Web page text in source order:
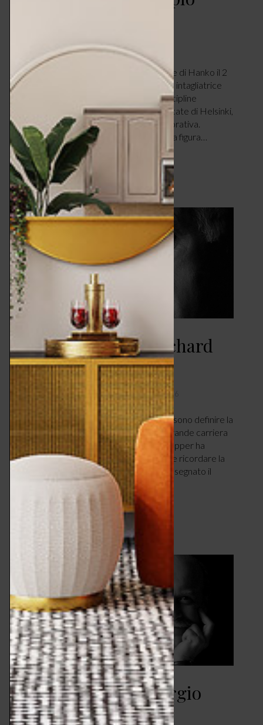
DESIGN & TENDENZE GIUGNO 2, 2026
Tapio Wirkkala nasce nella città finlandese di Hanko il 2
giugno 1915 da padre architetto e madre intagliatrice
del legno. Da subito si appassiona alle discipline
artistiche e studia alla scuola di Arti Applicate di Helsinki,
specializzandosi nel 1933 in scultura decorativa.
Designer, grafico e artista poliedrico è una figura…
LEGGI ARTICOLO
Icone di Design – Richard
Sapper
DESIGN & TENDENZE MAGGIO 30, 2026
“Il tempo è una delle poche cose che possono definire la
qualità di un oggetto” Per riassumere la grande carriera
e l’eccezionale contributo che Richard Sapper ha
saputo dare al design italiano, è sufficiente ricordare la
motivazione con la quale nel 2014 gli fu assegnato il
Compasso D’Oro alla carriera,…
Icone di Design – Sergio
Asti